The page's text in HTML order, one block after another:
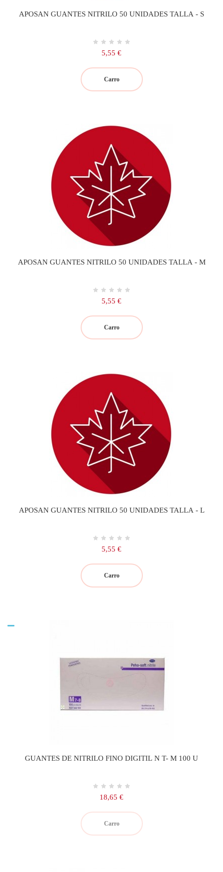
APOSAN GUANTES NITRILO 50 UNIDADES TALLA - S
Precio
5,55 €
Carro
APOSAN GUANTES NITRILO 50 UNIDADES TALLA - M
Precio
5,55 €
Carro
APOSAN GUANTES NITRILO 50 UNIDADES TALLA - L
Precio
5,55 €
Carro
GUANTES DE NITRILO FINO DIGITIL N T- M 100 U
Precio
18,65 €
Carro